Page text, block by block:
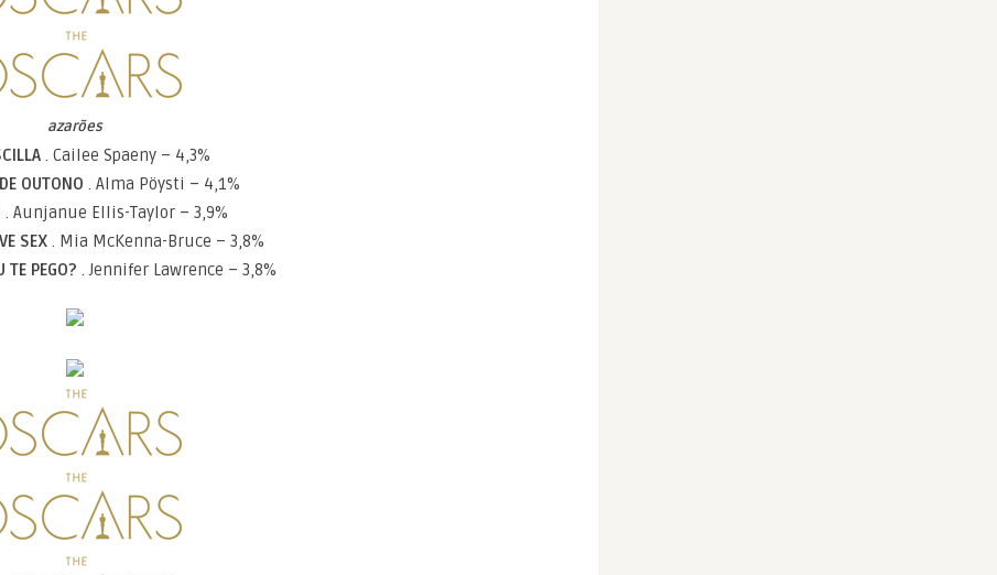
azarões
. Cailee Spaeny – 4,3%
OUTONO . Alma Pöysti – 4,1%
. Aunjanue Ellis-Taylor – 3,9%
SEX . Mia McKenna-Bruce – 3,8%
TE PEGO? . Jennifer Lawrence – 3,8%